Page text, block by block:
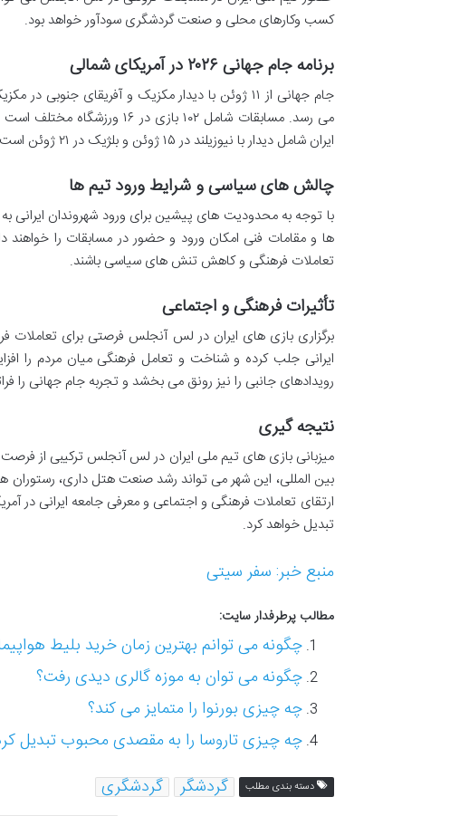
کسب وکارهای محلی و صنعت گردشگری سودآور خواهد بود.
برنامه جام جهانی ۲۰۲۶ در آمریکای شمالی
می رسد. مسابقات شامل ۱۰۲
ایران شامل دیدار با نیوزیلند در ۱۵ ژوئن و بلژیک در ۲۱ ژوئن است و فرصت حضور نزدیک هواداران در این مسابقات را فراهم می کند.
چالش های سیاسی و شرایط ورود تیم ها
با توجه به محدودیت های پیشین برای ورود شهروندان ایرانی به
ها و مقامات فنی امکان ورود و حضور در مسابقات را
تعاملات فرهنگی و کاهش تنش های سیاسی باشند.
تأثیرات فرهنگی و اجتماعی
برگزاری بازی های ایران در لس آنجلس فرصتی برای تعاملات
ایرانی جلب کرده و شناخت و تعامل فرهنگی میان مردم را
رویدادهای جانبی را نیز رونق می بخشد و تجربه جام جهانی را
نتیجه گیری
میزبانی بازی های تیم ملی ایران در لس آنجلس ترکیبی از
ارتقای تعاملات فرهنگی و اجتماعی و معرفی جامعه ایرانی در
تبدیل خواهد کرد.
منبع خبر: سفر سیتی
مطالب پرطرفدار سایت:
چگونه می توانم بهترین زمان خرید بلیط
چگونه می توان به موزه گالری دیدی رفت؟
چه چیزی بورنوا را متمایز می کند؟
چه چیزی تاروسا را به مقصدی محبوب تبدیل
دسته بندی مطلب گردشگر گردشگری